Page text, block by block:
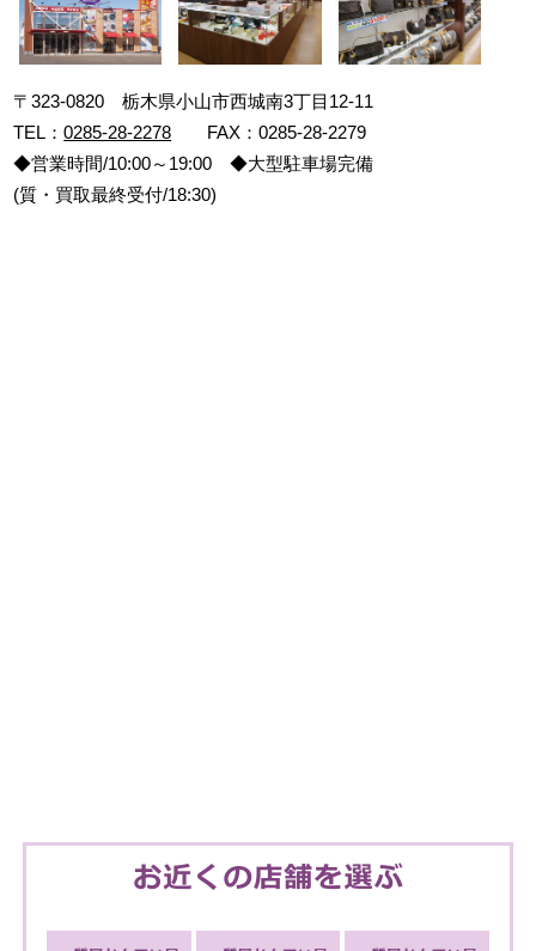
〒323-0820 栃木県小山市西城南3丁目12-11
TEL：0285-28-2278 FAX：0285-28-2279
◆営業時間/10:00～19:00 ◆大型駐車場完備
(質・買取最終受付/18:30)